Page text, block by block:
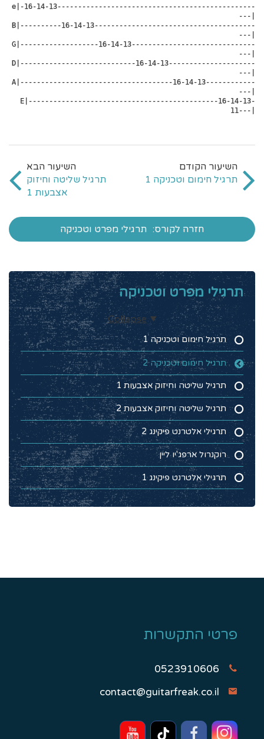
e|-16-14-13------------------------------------------------
---|
B|----------16-14-13---------------------------------------
---|
G|-------------------16-14-13------------------------------
---|
D|----------------------------16-14-13---------------------
---|
A|-------------------------------------16-14-13------------
---|
E|----------------------------------------------16-14-13-
11---|
תרגיל חימום וטכניקה 1
תרגיל שליטה וחיזוק
אצבעות 1
חזרה לקורס: תרגילי מפרט וטכניקה
תרגילי מפרט וטכניקה
Collapse
תרגיל חימום וטכניקה 1
תרגיל חימום וטכניקה 2
תרגיל שליטה וחיזוק אצבעות 1
תרגיל שליטה וחיזוק אצבעות 2
תרגילי אלטרנט פיקינג 2
רוקנרול ארפג'יו ליין
תרגילי אלטרנט פיקינג 1
פרטי התקשרות
0523910606
contact@guitarfreak.co.il